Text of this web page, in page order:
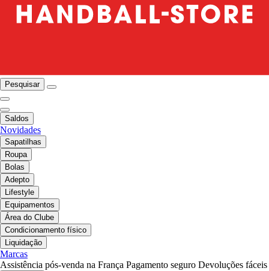
Pesquisar
Saldos
Novidades
Sapatilhas
Roupa
Bolas
Adepto
Lifestyle
Equipamentos
Área do Clube
Condicionamento físico
Liquidação
Marcas
Assistência pós-venda na França Pagamento seguro Devoluções fáceis